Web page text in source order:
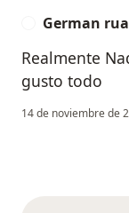
German rua
Realmente
gusto todo
14 de noviembre de